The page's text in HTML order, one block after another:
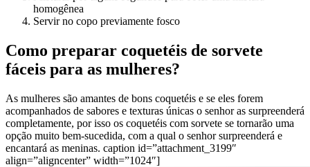
homogênea
Servir no copo previamente fosco
Como preparar coquetéis de sorvete
fáceis para as mulheres?
As mulheres são amantes de bons coquetéis e se eles forem
acompanhados de sabores e texturas únicas o senhor as surpreenderá
completamente, por isso os coquetéis com sorvete se tornarão uma
opção muito bem-sucedida, com a qual o senhor surpreenderá e
encantará as meninas. caption id=”attachment_3199″
align=”aligncenter” width=”1024″]